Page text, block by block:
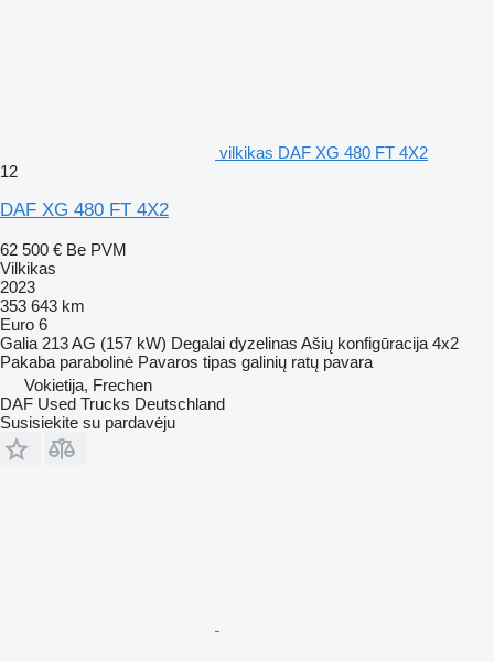
vilkikas DAF XG 480 FT 4X2
12
DAF XG 480 FT 4X2
62 500 € Be PVM
Vilkikas
2023
353 643 km
Euro 6
Galia 213 AG (157 kW) Degalai dyzelinas Ašių konfigūracija 4x2
Pakaba parabolinė Pavaros tipas galinių ratų pavara
Vokietija, Frechen
DAF Used Trucks Deutschland
Susisiekite su pardavėju